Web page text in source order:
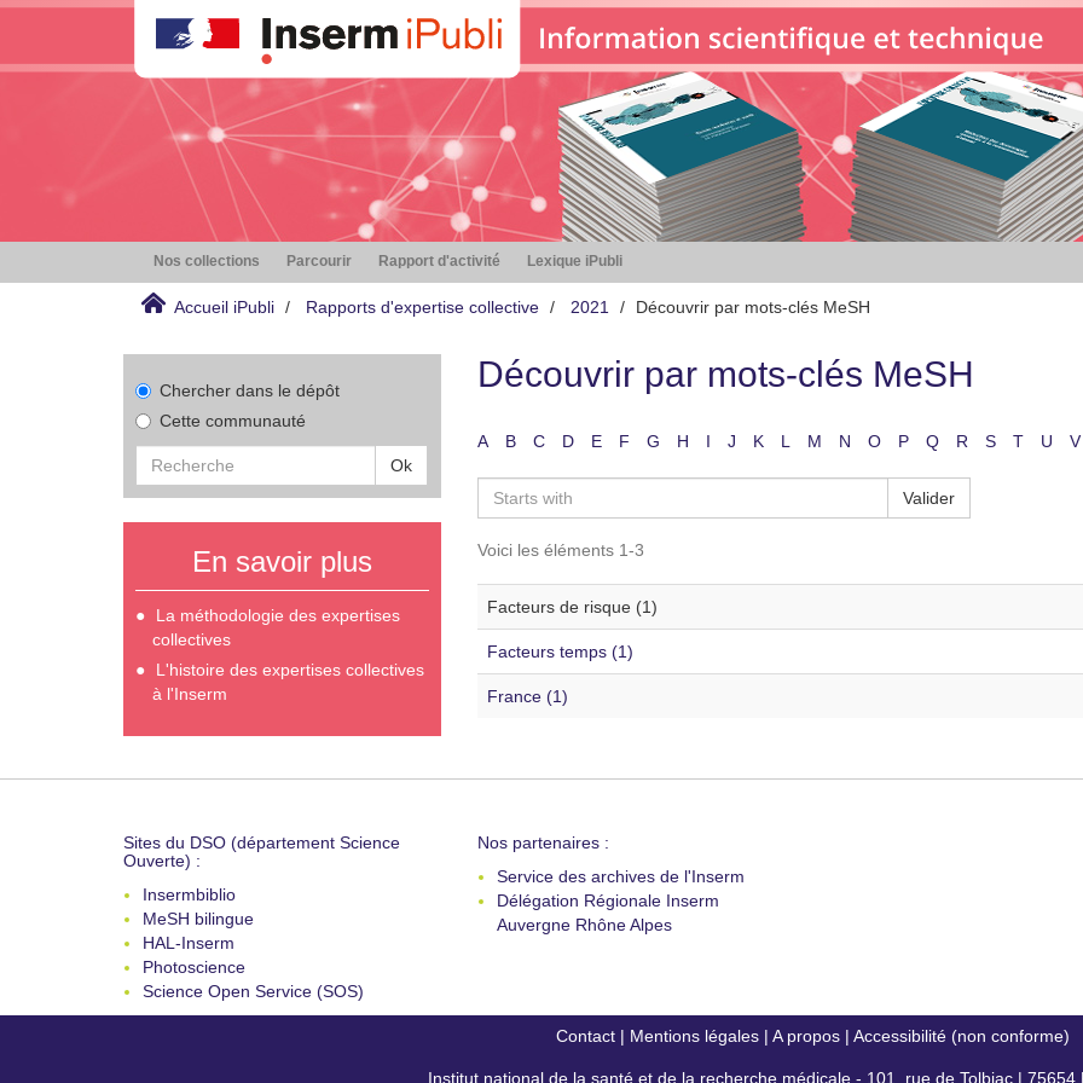
Nos collections Parcourir Rapport d'activité Lexique iPubli
Accueil iPubli Rapports d'expertise collective 2021 Découvrir par mots-clés MeSH
Chercher dans le dépôt
Cette communauté
Ok
En savoir plus
La méthodologie des expertises
collectives
L'histoire des expertises collectives
à l'Inserm
Découvrir par mots-clés MeSH
A B C D E F G H I J K L M N O P Q R S T U V
Valider
Voici les éléments 1-3
Facteurs de risque (1)
Facteurs temps (1)
France (1)
Sites du DSO (département Science
Ouverte) :
Insermbiblio
MeSH bilingue
HAL-Inserm
Photoscience
Science Open Service (SOS)
Nos partenaires :
Service des archives de l'Inserm
Délégation Régionale Inserm
Auvergne Rhône Alpes
Contact| Mentions légales| A propos| Accessibilité (non conforme)
Institut national de la santé et de la recherche médicale - 101, rue de Tolbiac | 75654